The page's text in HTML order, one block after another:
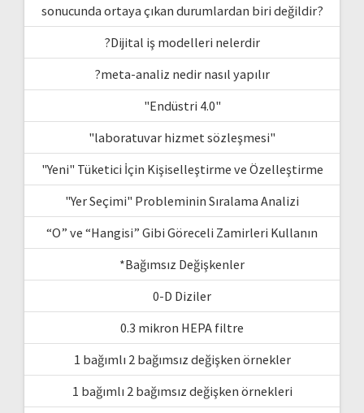
sonucunda ortaya çıkan durumlardan biri değildir?
?Dijital iş modelleri nelerdir
?meta-analiz nedir nasıl yapılır
"Endüstri 4.0"
"laboratuvar hizmet sözleşmesi"
"Yeni" Tüketici İçin Kişiselleştirme ve Özelleştirme
"Yer Seçimi" Probleminin Sıralama Analizi
“O” ve “Hangisi” Gibi Göreceli Zamirleri Kullanın
*Bağımsız Değişkenler
0-D Diziler
0.3 mikron HEPA filtre
1 bağımlı 2 bağımsız değişken örnekler
1 bağımlı 2 bağımsız değişken örnekleri